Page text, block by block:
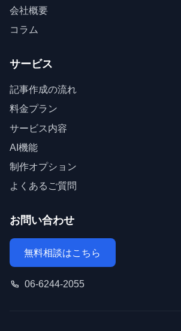
会社概要
コラム
サービス
記事作成の流れ
料金プラン
サービス内容
AI機能
制作オプション
よくあるご質問
お問い合わせ
無料相談はこちら
06-6244-2055